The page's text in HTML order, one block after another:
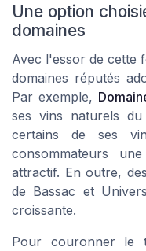
Une option
domaines
Avec l'essor de cette
domaines réputés
Par exemple,
ses vins naturels du
certains de ses
consommateurs
attractif. En outre,
de Bassac et
croissante.
Pour couronner le